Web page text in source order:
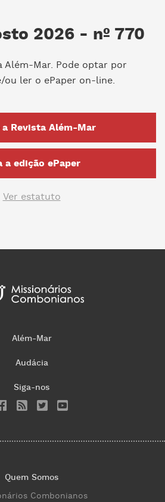
2026 - nº 770
Além-Mar. Pode optar por
ou ler o ePaper on-line.
Revista Além-Mar
a edição ePaper
Ver estatuto
Além-Mar
Audácia
Siga-nos
Quem Somos
Combonianos